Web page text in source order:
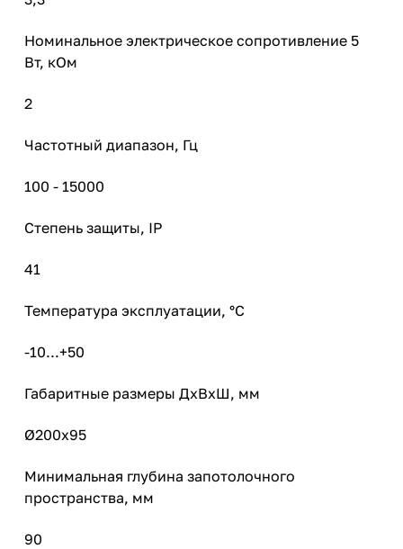
Номинальное электрическое сопротивление 5
Вт, кОм
2
Частотный диапазон, Гц
100 - 15000
Степень защиты, IP
41
Температура эксплуатации, °С
-10...+50
Габаритные размеры ДхВхШ, мм
Ø200х95
Минимальная глубина запотолочного
пространства, мм
90